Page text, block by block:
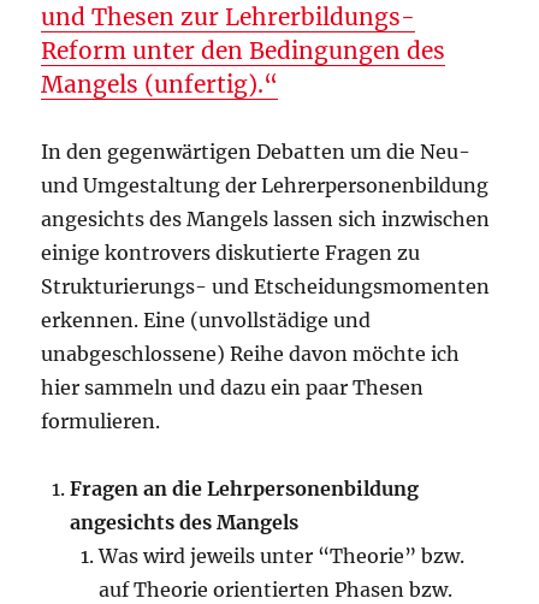
und Thesen zur Lehrerbildungs-
Reform unter den Bedingungen des
Mangels (unfertig).“
In den gegenwärtigen Debatten um die Neu-
und Umgestaltung der Lehrerpersonenbildung
angesichts des Mangels lassen sich inzwischen
einige kontrovers diskutierte Fragen zu
Strukturierungs- und Etscheidungsmomenten
erkennen. Eine (unvollstädige und
unabgeschlossene) Reihe davon möchte ich
hier sammeln und dazu ein paar Thesen
formulieren.
Fragen an die Lehrpersonenbildung
angesichts des Mangels
Was wird jeweils unter “Theorie” bzw.
auf Theorie orientierten Phasen bzw.